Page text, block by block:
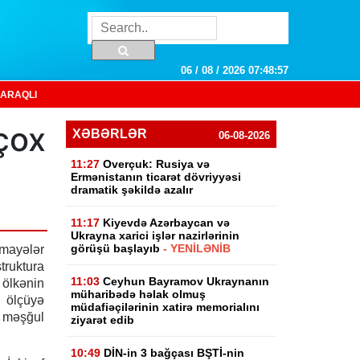
06 / 08 / 2026 07:48:58
ölçüyə
XƏBƏRLƏR 06-08-2026
11:27 Overçuk: Rusiya və
Ermənistanın ticarət dövriyyəsi
dramatik şəkildə azalır
11:17 Kiyevdə Azərbaycan və
Ukrayna xarici işlər nazirlərinin
görüşü başlayıb - YENİLƏNİB
11:03 Ceyhun Bayramov Ukraynanın
müharibədə həlak olmuş
müdafiəçilərinin xatirə memorialını
ziyarət edib
10:49 DİN-in 3 bağçası BŞTİ-nin